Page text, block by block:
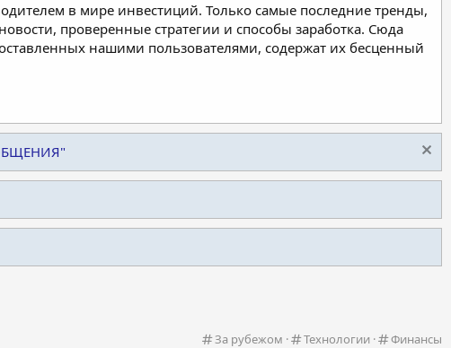
в мире инвестиций. Только самые последние тренды,
проверенные стратегии и способы заработка. Сюда
нашими пользователями, содержат их бесценный
К
За рубежом
К
Технологии
К
Финансы